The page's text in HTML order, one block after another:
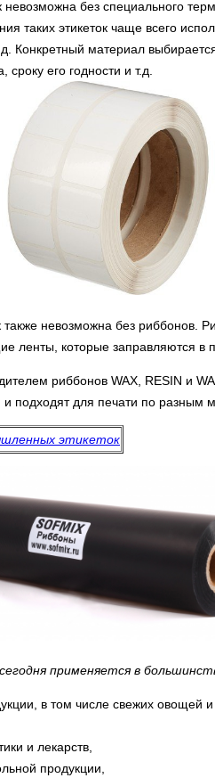
невозможна без специального
таких этикеток чаще всего
Конкретный материал
сроку его годности и т.д.
также невозможна без риббонов.
ленты, которые заправляются в
риббонов WAX, RESIN и
подходят для печати по разным
этикеток
применяется в
в том числе свежих овощей
и лекарств,
продукции,